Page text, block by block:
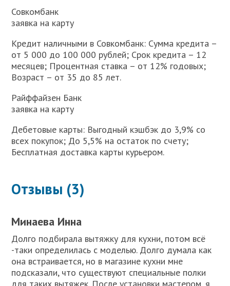
Совкомбанк
заявка на карту
Кредит наличными в Совкомбанк: Сумма кредита –
от 5 000 до 100 000 рублей; Срок кредита – 12
месяцев; Процентная ставка – от 12% годовых;
Возраст – от 35 до 85 лет.
Райффайзен Банк
заявка на карту
Дебетовые карты: Выгодный кэшбэк до 3,9% со
всех покупок; До 5,5% на остаток по счету;
Бесплатная доставка карты курьером.
Отзывы (3)
Минаева Инна
Долго подбирала вытяжку для кухни, потом всё
-таки определилась с моделью. Долго думала как
она встраивается, но в магазине кухни мне
подсказали, что существуют специальные полки